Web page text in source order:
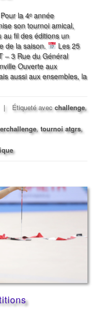
la 4ᵉ année
son tournoi amical,
au fil des éditions un
de la saison.
Les 25
– 3 Rue du Général
Ouverte aux
aussi aux ensembles, la
Étiqueté avecchallenge,
, tournoi atgrs,